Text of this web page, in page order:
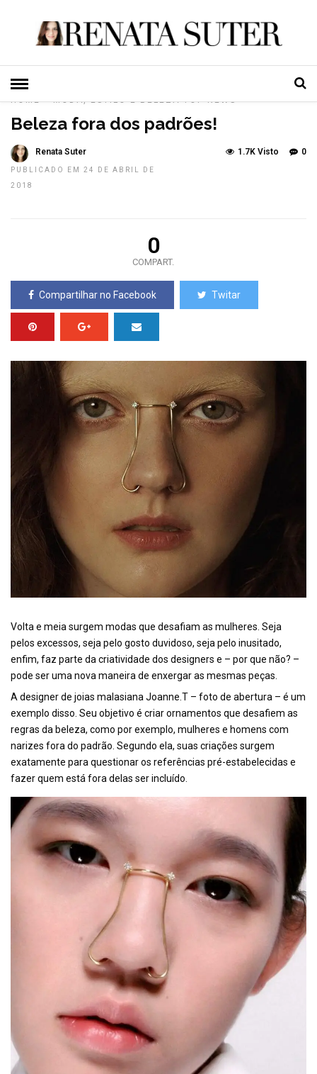
HOME»MODA, ESTILO E BELEZA TOP NEWS
Beleza fora dos padrões!
Renata Suter
PUBLICADO EM 24 DE ABRIL DE
2018
0
1.7K Visto
0
COMPART.
Compartilhar no Facebook Twitar
Volta e meia surgem modas que desafiam as mulheres. Seja
pelos excessos, seja pelo gosto duvidoso, seja pelo inusitado,
enfim, faz parte da criatividade dos designers e – por que não? –
pode ser uma nova maneira de enxergar as mesmas peças.
A designer de joias malasiana Joanne.T – foto de abertura – é um
exemplo disso. Seu objetivo é criar ornamentos que desafiem as
regras da beleza, como por exemplo, mulheres e homens com
narizes fora do padrão. Segundo ela, suas criações surgem
exatamente para questionar os referências pré-estabelecidas e
fazer quem está fora delas ser incluído.